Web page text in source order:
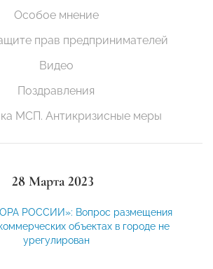
Особое мнение
прав предпринимателей
Видео
Поздравления
МСП. Антикризисные меры
28 Марта 2023
РОССИИ»: Вопрос размещения
объектах в городе не
урегулирован